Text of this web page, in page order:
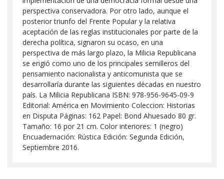
perspectiva conservadora. Por otro lado, aunque el
posterior triunfo del Frente Popular y la relativa
aceptación de las reglas institucionales por parte de la
derecha política, signaron su ocaso, en una
perspectiva de más largo plazo, la Milicia Republicana
se erigió como uno de los principales semilleros del
pensamiento nacionalista y anticomunista que se
desarrollaría durante las siguientes décadas en nuestro
país. La Milicia Republicana ISBN: 978-956-9645-09-9
Editorial: América en Movimiento Coleccion: Historias
en Disputa Páginas: 162 Papel: Bond Ahuesado 80 gr.
Tamaño: 16 por 21 cm. Color interiores: 1 (negro)
Encuadernación: Rústica Edición: Segunda Edición,
Septiembre 2016.